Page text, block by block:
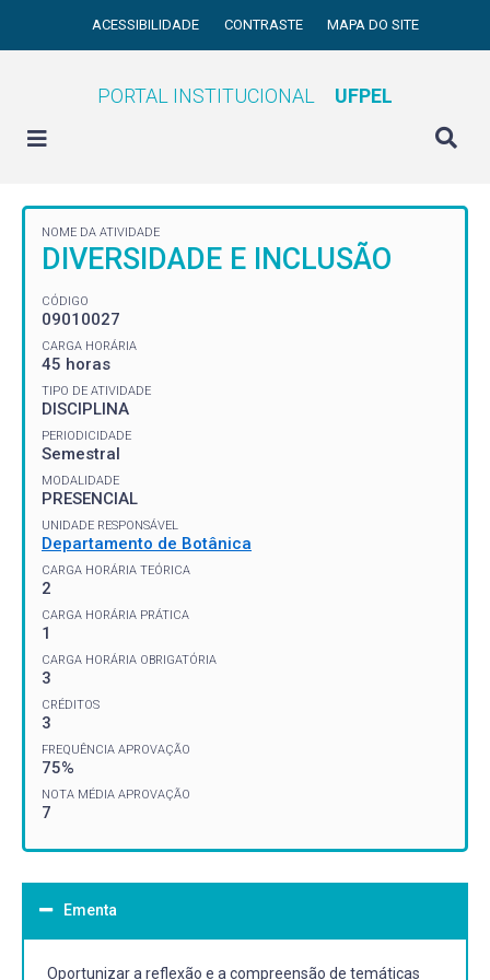
ACESSIBILIDADE CONTRASTE MAPA DO SITE
PORTAL INSTITUCIONAL UFPEL
NOME DA ATIVIDADE
DIVERSIDADE E INCLUSÃO
CÓDIGO
09010027
CARGA HORÁRIA
45 horas
TIPO DE ATIVIDADE
DISCIPLINA
PERIODICIDADE
Semestral
MODALIDADE
PRESENCIAL
UNIDADE RESPONSÁVEL
Departamento de Botânica
CARGA HORÁRIA TEÓRICA
2
CARGA HORÁRIA PRÁTICA
1
CARGA HORÁRIA OBRIGATÓRIA
3
CRÉDITOS
3
FREQUÊNCIA APROVAÇÃO
75%
NOTA MÉDIA APROVAÇÃO
7
Ementa
Oportunizar a reflexão e a compreensão de temáticas